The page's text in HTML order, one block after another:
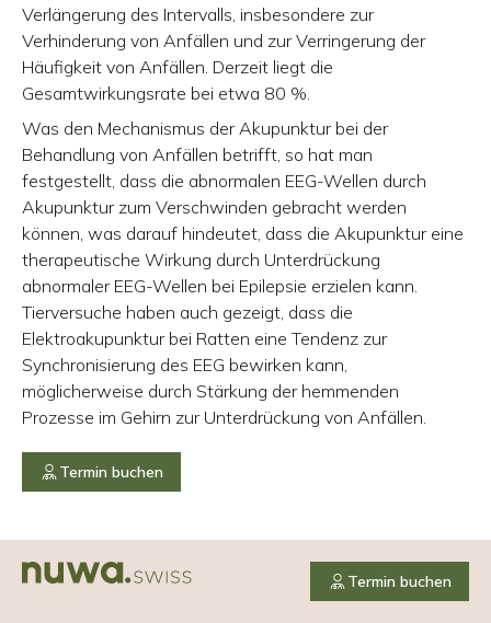
Verlängerung des Intervalls, insbesondere zur
Verhinderung von Anfällen und zur Verringerung der
Häufigkeit von Anfällen. Derzeit liegt die
Gesamtwirkungsrate bei etwa 80 %.
Was den Mechanismus der Akupunktur bei der
Behandlung von Anfällen betrifft, so hat man
festgestellt, dass die abnormalen EEG-Wellen durch
Akupunktur zum Verschwinden gebracht werden
können, was darauf hindeutet, dass die Akupunktur eine
therapeutische Wirkung durch Unterdrückung
abnormaler EEG-Wellen bei Epilepsie erzielen kann.
Tierversuche haben auch gezeigt, dass die
Elektroakupunktur bei Ratten eine Tendenz zur
Synchronisierung des EEG bewirken kann,
möglicherweise durch Stärkung der hemmenden
Prozesse im Gehirn zur Unterdrückung von Anfällen.
Termin buchen
Termin buchen